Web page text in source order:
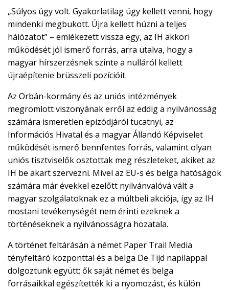
„Súlyos ügy volt. Gyakorlatilag úgy kellett venni, hogy
mindenki megbukott. Újra kellett húzni a teljes
hálózatot” – emlékezett vissza egy, az IH akkori
működését jól ismerő forrás, arra utalva, hogy a
magyar hírszerzésnek szinte a nulláról kellett
újraépítenie brüsszeli pozícióit.
Az Orbán-kormány és az uniós intézmények
megromlott viszonyának erről az eddig a nyilvánosság
számára ismeretlen epizódjáról tucatnyi, az
Információs Hivatal és a magyar Állandó Képviselet
működését ismerő bennfentes forrás, valamint olyan
uniós tisztviselők osztottak meg részleteket, akiket az
IH be akart szervezni. Mivel az EU-s és belga hatóságok
számára már évekkel ezelőtt nyilvánvalóvá vált a
magyar szolgálatoknak ez a múltbeli akciója, így az IH
mostani tevékenységét nem érinti ezeknek a
történéseknek a nyilvánosságra hozatala.
A történet feltárásán a német Paper Trail Media
tényfeltáró központtal és a belga De Tijd napilappal
dolgoztunk együtt; ők saját német és belga
forrásaikkal egészítették ki a nyomozást, és külön